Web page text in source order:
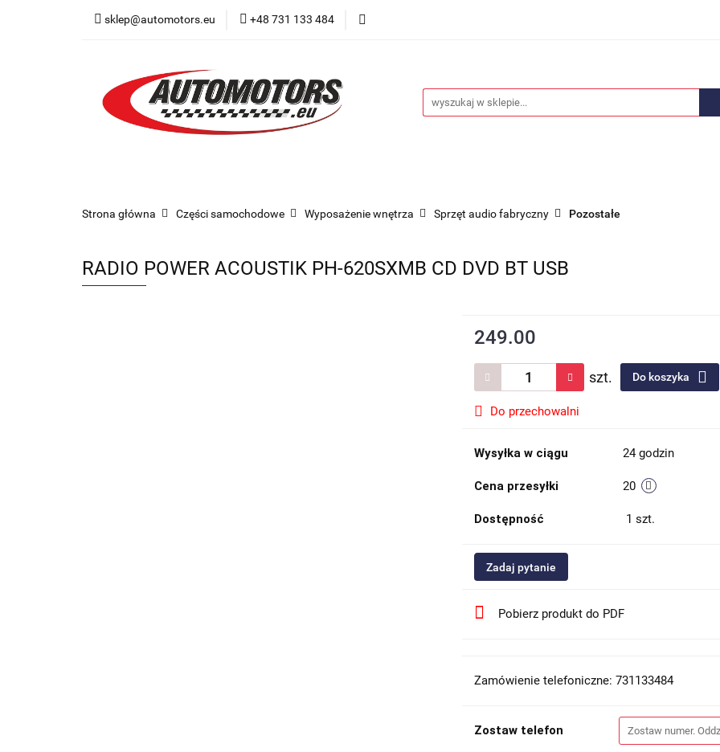
sklep@automotors.eu +48 731 133 484
Części samochodowe
Car audio Nowości
Strona główna Części samochodowe Wyposażenie wnętrza Sprzęt audio fabryczny Pozostałe
RADIO POWER ACOUSTIK PH-620SXMB CD DVD BT USB
249.00
szt. Do koszyka
Do przechowalni
Wysyłka w ciągu 24 godzin
Cena przesyłki 20
Dostępność 1 szt.
Zadaj pytanie
Pobierz produkt do PDF
Zamówienie telefoniczne: 731133484
Zostaw telefon